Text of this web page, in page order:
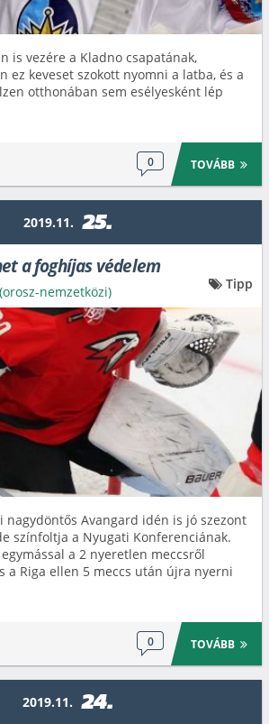
is vezére a Kladno csapatának,
ez keveset szokott nyomni a latba, és a
otthonában sem esélyesként lép
0 TOVÁBB
2019.11. 25.
a foghíjas védelem
nagydöntős Avangard idén is jó szezont
színfoltja a Nyugati Konferenciának.
a 2 nyeretlen meccsről
a Riga ellen 5 meccs után újra nyerni
0 TOVÁBB
nemzetközi) Tipp
2019.11. 24.